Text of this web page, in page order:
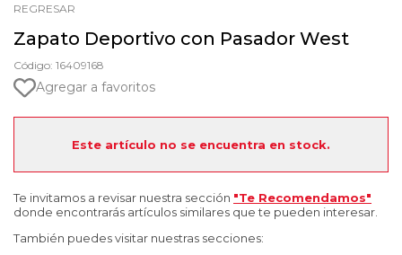
REGRESAR
Zapato Deportivo con Pasador West
Código: 16409168
Agregar a favoritos
Este artículo no se encuentra en stock.
Te invitamos a revisar nuestra sección "Te Recomendamos"
donde encontrarás artículos similares que te pueden interesar.
También puedes visitar nuestras secciones: